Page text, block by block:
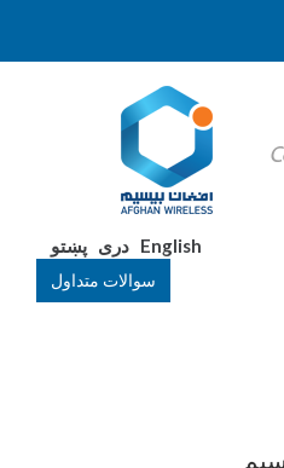
English دری پښتو
سوالات متداول